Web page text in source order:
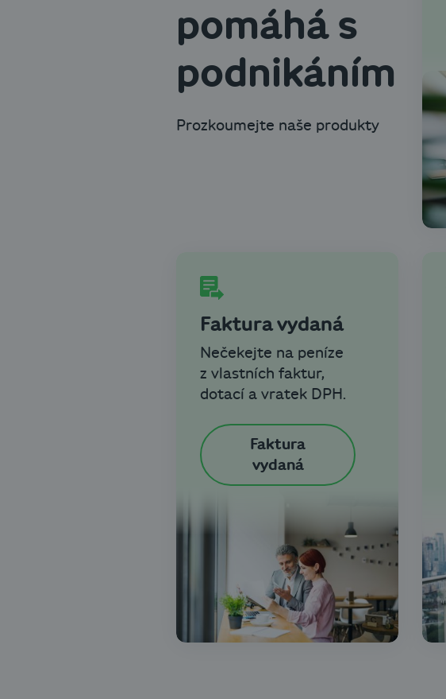
pomáhá s
podnikáním
Prozkoumejte naše produkty
Faktura vydaná
Nečekejte na peníze
z vlastních faktur,
dotací a vratek DPH.
Faktura
vydaná